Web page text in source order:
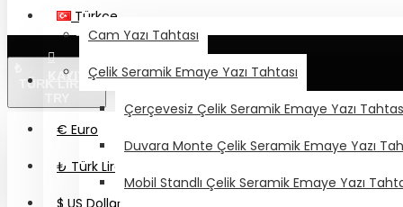
Türkçe
TÜRK LIRASI
€ Euro
₺ Türk Lirası
$ US Dollar
Cam Yazı Tahtası
Çelik Seramik Emaye Yazı Tahtası
Çerçevesiz Çelik Seramik Emaye Yazı
Duvara Monte Çelik Seramik Emaye Yazı
Mobil Standlı Çelik Seramik Emaye Yazı
GİRİŞ
KAYIT OL
Aksesuar
Mas 315 Mantar Pano İğnesi - Harita Çivisi Renkli 18 li